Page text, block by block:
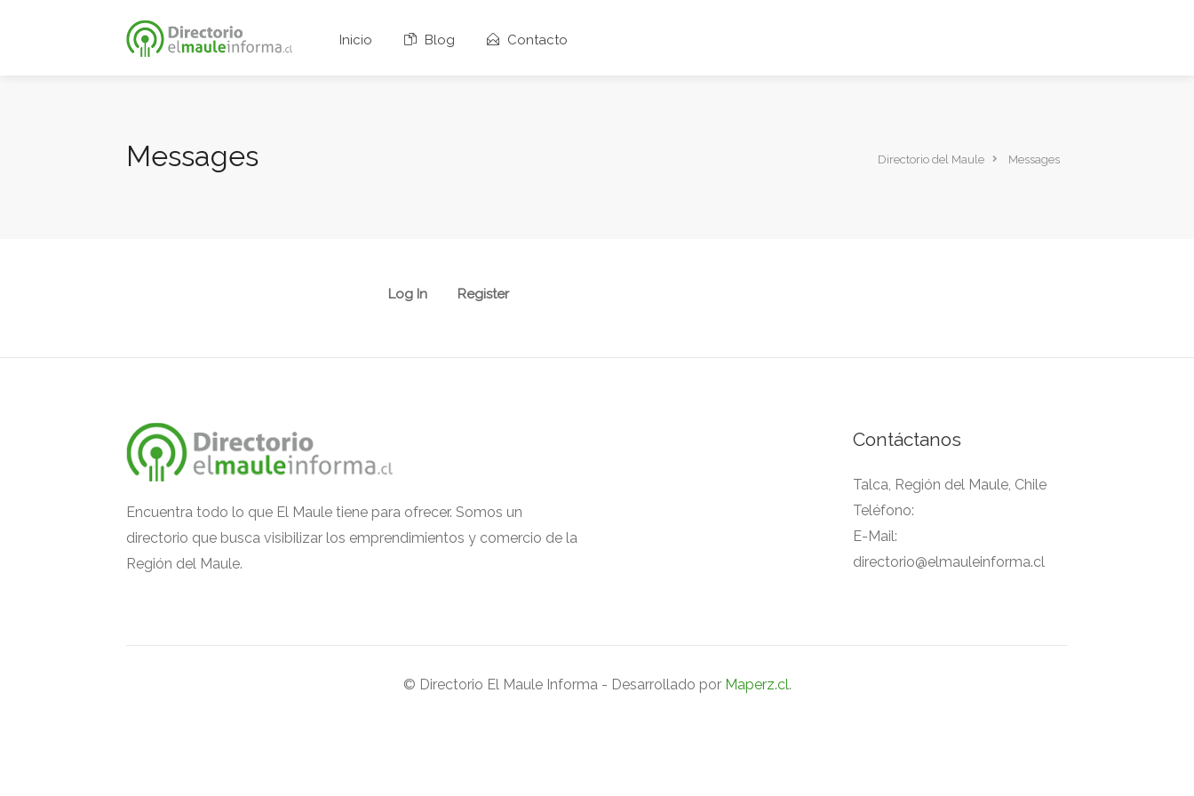
Inicio Blog Contacto
Messages Directorio del Maule Messages
Log In Register
Encuentra todo lo que El Maule tiene para ofrecer. Somos un
directorio que busca visibilizar los emprendimientos y comercio de la
Región del Maule.
Contáctanos
Talca, Región del Maule, Chile
Teléfono:
E-Mail:
directorio@elmauleinforma.cl
© Directorio El Maule Informa - Desarrollado por Maperz.cl.